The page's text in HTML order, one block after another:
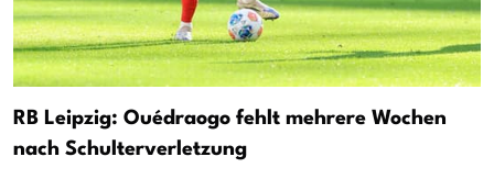
RB Leipzig: Ouédraogo fehlt mehrere Wochen
nach Schulterverletzung